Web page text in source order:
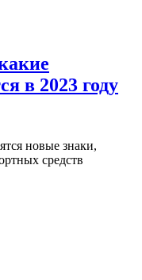
в 2023 году
новые знаки,
средств